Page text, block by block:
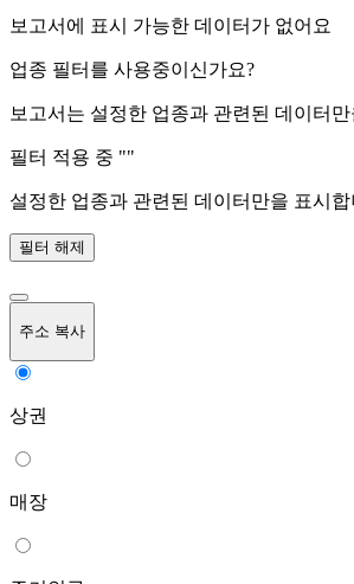
보고서에 표시 가능한 데이터가 없어요
업종 필터를 사용중이신가요?
보고서는 설정한 업종과 관련된 데이터
필터 적용 중 ""
설정한 업종과 관련된 데이터만을 표시합
필터 해제
주소 복사
상권
매장